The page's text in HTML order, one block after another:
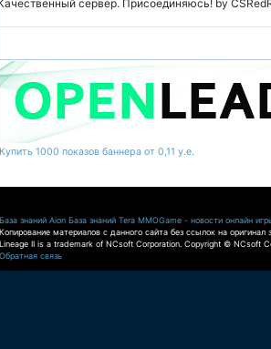
сервер. Присоединяюсь! by
Купить 1000 показов баннера от 0,11 у.е.
База знаний Aion База знаний Tera MMOGame - новости онлайн
Копирование материалов с данного сайта без ссылок на оригинал
Lineage II is a trademark of NCsoft Corporation. Copyright © NCsoft
Обратная связь